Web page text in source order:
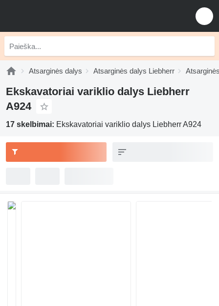
Atsarginės dalys Atsarginės dalys Liebherr
Ekskavatoriai variklio dalys Liebherr
A924
17 skelbimai: Ekskavatoriai variklio dalys Liebherr A924